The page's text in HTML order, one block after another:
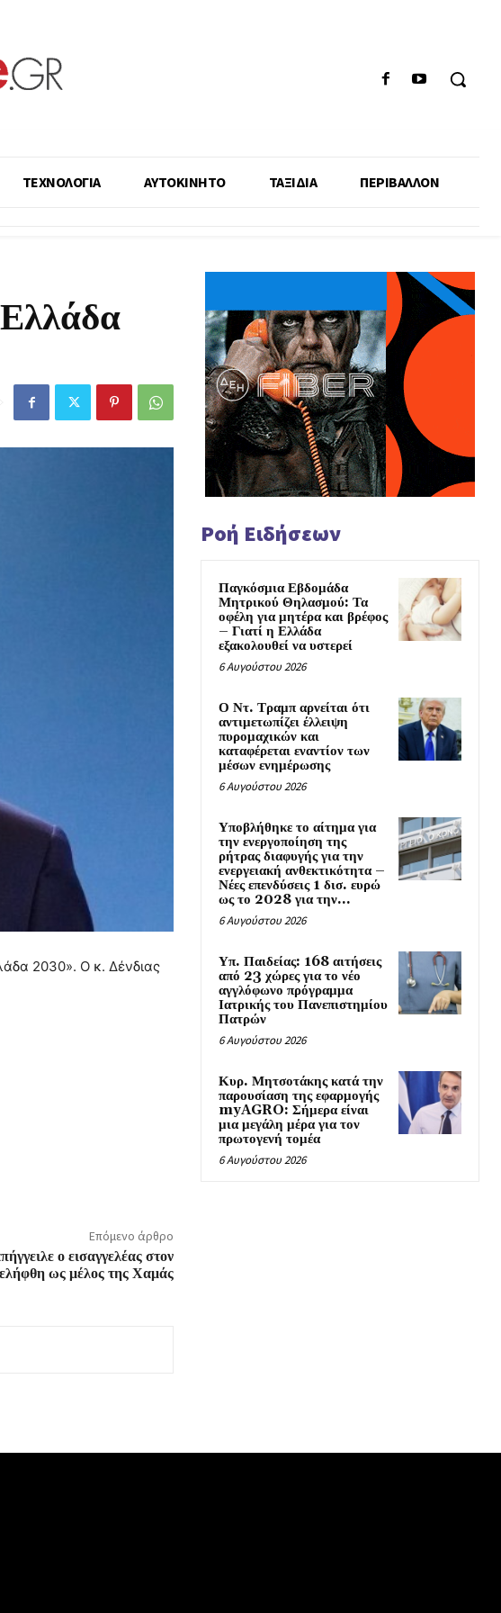
ΤΕΧΝΟΛΟΓΙΑ ΑΥΤΟΚΙΝΗΤΟ ΤΑΞΙΔΙΑ ΠΕΡΙΒΑΛΛΟΝ
2030». Ο κ. Δένδιας
Επόμενο άρθρο
ο εισαγγελέας στον
ως μέλος της Χαμάς
Ροή Ειδήσεων
Παγκόσμια Εβδομάδα
Μητρικού Θηλασμού: Τα
οφέλη για μητέρα και βρέφος
– Γιατί η Ελλάδα
εξακολουθεί να υστερεί
6 Αυγούστου 2026
Ο Ντ. Τραμπ αρνείται ότι
αντιμετωπίζει έλλειψη
πυρομαχικών και
καταφέρεται εναντίον των
μέσων ενημέρωσης
6 Αυγούστου 2026
Υποβλήθηκε το αίτημα για
την ενεργοποίηση της
ρήτρας διαφυγής για την
ενεργειακή ανθεκτικότητα –
Νέες επενδύσεις 1 δισ. ευρώ
ως το 2028 για την...
6 Αυγούστου 2026
Υπ. Παιδείας: 168 αιτήσεις
από 23 χώρες για το νέο
αγγλόφωνο πρόγραμμα
Ιατρικής του Πανεπιστημίου
Πατρών
6 Αυγούστου 2026
Κυρ. Μητσοτάκης κατά την
παρουσίαση της εφαρμογής
myAGRO: Σήμερα είναι
μια μεγάλη μέρα για τον
πρωτογενή τομέα
6 Αυγούστου 2026